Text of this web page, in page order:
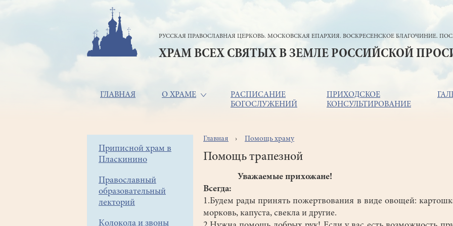
РУССКАЯ ПРАВОСЛАВНАЯ ЦЕРКОВЬ. МОСКОВСКАЯ ЕПАРХИЯ. ВОСКРЕСЕНСКОЕ БЛАГОЧИНИЕ.
ХРАМ ВСЕХ СВЯТЫХ В ЗЕМЛЕ РОССИЙСКОЙ
Основная
ГЛАВНАЯ О ХРАМЕ
РАСПИСАНИЕ
БОГОСЛУЖЕНИЙ
ПРИХОДСКОЕ
КОНСУЛЬТИРОВАНИЕ
Боковое
меню
Приписной храм в
Пласкинино
Православный
образовательный
лекторий
Колокола и звоны
Строка
навигации
Главная Помощь храму
Помощь трапезной
Уважаемые прихожане!
Всегда:
1.Будем рады принять пожертвования в виде овощей:
морковь, капуста, свекла и другие.